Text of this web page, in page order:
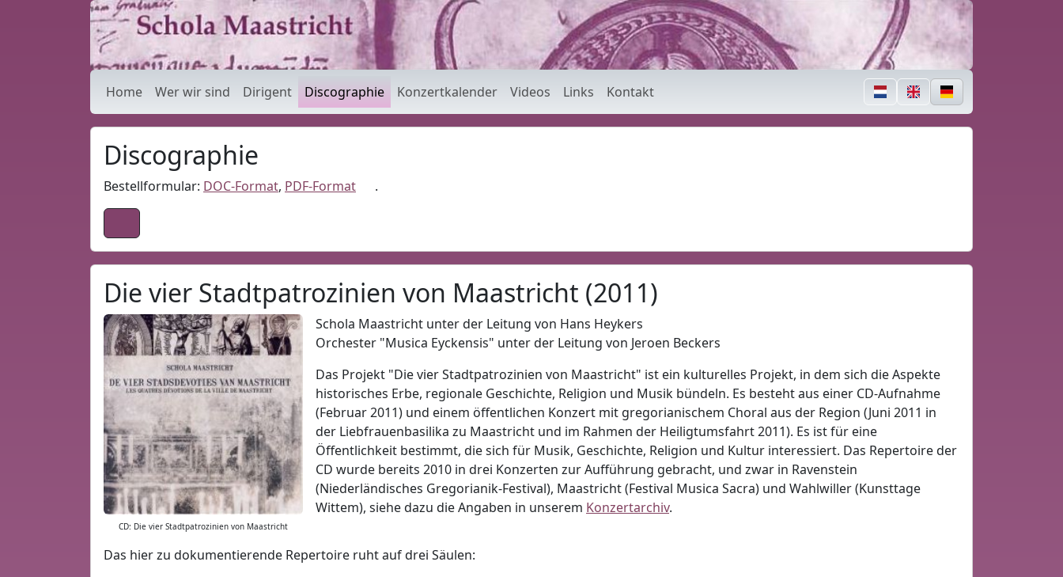
Discographie » Schola Maastricht
Zum Haupttext
Home Wer wir sind Dirigent Discographie(diese Seite)
Konzertkalender Videos Links Kontakt Nederlands
EnglishDeutsch
Discographie
Bestellformular: DOC-Format, PDF-Format(PDF).
Die vier Stadtpatrozinien von Maastricht (2011)
CD: Die vier Stadtpatrozinien von Maastricht
Schola Maastricht unter der Leitung von Hans Heykers
Orchester "Musica Eyckensis" unter der Leitung von Jeroen Beckers
Das Projekt "Die vier Stadtpatrozinien von Maastricht" ist ein kulturelles Projekt, in dem sich die Aspekte
historisches Erbe, regionale Geschichte, Religion und Musik bündeln. Es besteht aus einer CD-Aufnahme
(Februar 2011) und einem öffentlichen Konzert mit gregorianischem Choral aus der Region (Juni 2011 in
der Liebfrauenbasilika zu Maastricht und im Rahmen der Heiligtumsfahrt 2011). Es ist für eine
Öffentlichkeit bestimmt, die sich für Musik, Geschichte, Religion und Kultur interessiert. Das Repertoire der
CD wurde bereits 2010 in drei Konzerten zur Aufführung gebracht, und zwar in Ravenstein
(Niederländisches Gregorianik-Festival), Maastricht (Festival Musica Sacra) und Wahlwiller (Kunsttage
Wittem), siehe dazu die Angaben in unserem Konzertarchiv.
Das hier zu dokumentierende Repertoire ruht auf drei Säulen: